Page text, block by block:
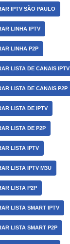
IPTV SÃO PAULO
LINHA IPTV
LINHA P2P
LISTA DE CANAIS IPTV
LISTA DE CANAIS P2P
LISTA DE IPTV
LISTA DE P2P
LISTA IPTV
LISTA IPTV M3U
LISTA P2P
LISTA SMART IPTV
LISTA SMART P2P